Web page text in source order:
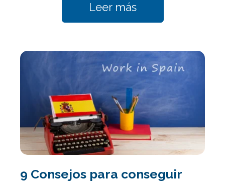
Leer más
9 Consejos para conseguir